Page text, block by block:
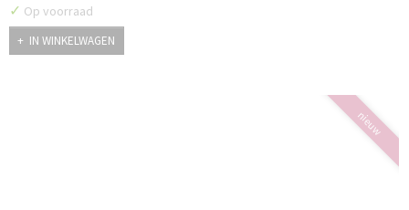
✓ Op voorraad
IN WINKELWAGEN
nieuw